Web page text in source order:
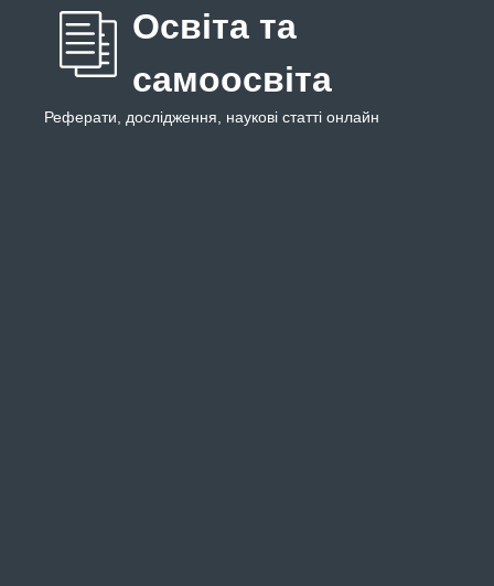
Освіта та
самоосвіта
Реферати, дослідження, наукові статті онлайн